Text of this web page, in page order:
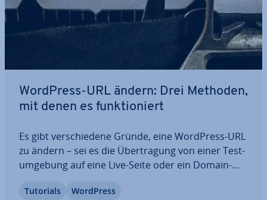
WordPress-URL ändern: Drei Methoden,
mit denen es funk­tio­niert
Es gibt ver­schie­de­ne Gründe, eine WordPress-URL
zu ändern – sei es die Über­tra­gung von einer Test­
um­ge­bung auf eine Live-Seite oder ein Domain-
WordPress-Seiten-URL zu ändern: Dashboard,
Tutorials WordPress